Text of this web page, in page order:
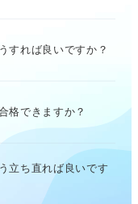
すれば良いですか？
格できますか？
立ち直れば良いです